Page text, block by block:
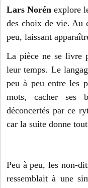
Lars Norén explore
des choix de vie. Au
peu, laissant
La pièce ne se livre
leur temps. Le
peu à peu entre les
mots, cacher ses
déconcertés par ce
car la suite donne
Peu à peu, les non-
ressemblait à une